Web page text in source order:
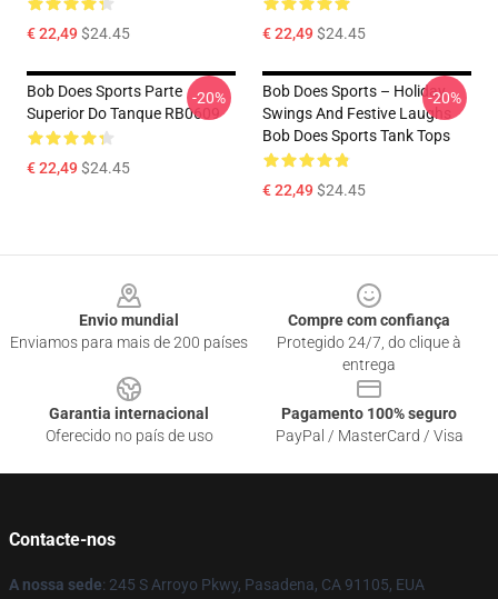
€ 22,49$24.45 € 22,49$24.45
Bob Does Sports Parte
Superior Do Tanque RB0609
€ 22,49$24.45
-20%
Bob Does Sports – Holiday
Swings And Festive Laughs
Bob Does Sports Tank Tops
€ 22,49$24.45
-20%
Envio mundial
Enviamos para mais de 200 países
Compre com confiança
Protegido 24/7, do clique à
entrega
Garantia internacional
Oferecido no país de uso
Pagamento 100% seguro
PayPal / MasterCard / Visa
Contacte-nos
A nossa sede: 245 S Arroyo Pkwy, Pasadena, CA 91105, EUA